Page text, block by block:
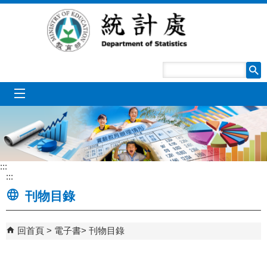
跳到主要內容區塊
:::
:::
刊物目錄
回首頁 電子書 刊物目錄